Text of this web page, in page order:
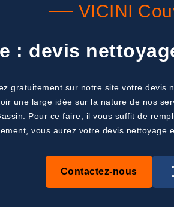
VICINI
: devis
gratuitement sur notre site votre
une large idée sur la nature de nos
Pour ce faire, il vous suffit de
vous aurez votre devis nettoyage
Contactez-nous